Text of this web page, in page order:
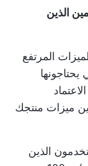
الذين
المرتفع
ميزات منتجك
الذين